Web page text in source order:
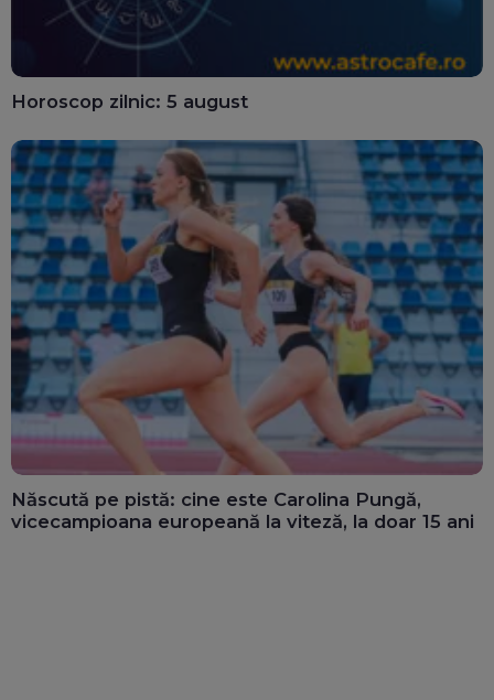
Horoscop zilnic: 5 august
Născută pe pistă: cine este Carolina Pungă,
vicecampioana europeană la viteză, la doar 15 ani